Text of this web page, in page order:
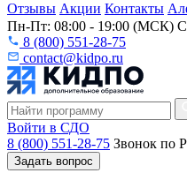
Отзывы Акции Контакты
Пн-Пт: 08:00 - 19:00 (МСК)
8 (800) 551-28-75
contact@kidpo.ru
Войти в СДО
8 (800) 551-28-75 Звонок по
Задать вопрос